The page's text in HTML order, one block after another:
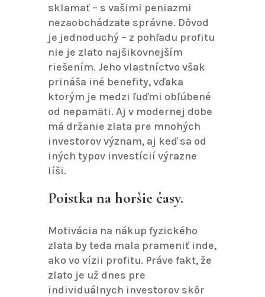
sklamať – s vašimi peniazmi
nezaobchádzate správne. Dôvod
je jednoduchý – z pohľadu profitu
nie je zlato najšikovnejším
riešením. Jeho vlastníctvo však
prináša iné benefity, vďaka
ktorým je medzi ľuďmi obľúbené
od nepamäti. Aj v modernej dobe
má držanie zlata pre mnohých
investorov význam, aj keď sa od
iných typov investícií výrazne
líši.
Poistka na horšie časy.
Motivácia na nákup fyzického
zlata by teda mala prameniť inde,
ako vo vízii profitu. Práve fakt, že
zlato je už dnes pre
individuálnych investorov skôr